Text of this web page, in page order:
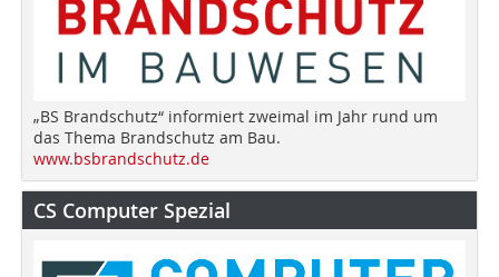
„BS Brandschutz“ informiert zweimal im Jahr rund um
das Thema Brandschutz am Bau.
www.bsbrandschutz.de
CS Computer Spezial